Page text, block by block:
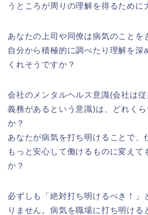
うところが周りの理解を得るために
あなたの上司や同僚は病気のことを
自分から積極的に調べたり理解を深
くれそうですか？
会社のメンタルヘルス意識(会社は
義務があるという意識)は、どれく
か？
あなたが病気を打ち明けることで、
もっと安心して働けるものに変えて
か？
必ずしも「絶対打ち明けるべき！」
りません。病気を職場に打ち明ける